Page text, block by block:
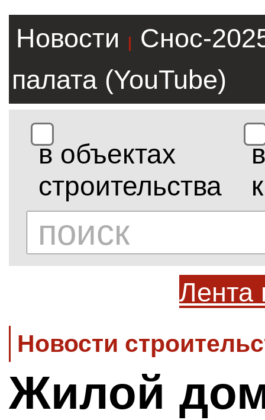
Новости |
Снос-
палата (YouTube)
в объектах
строительства
в
Лента
Новости
Жилой